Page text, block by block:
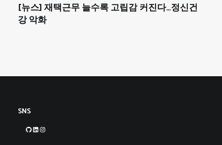
[뉴스] 재택근무 늘수록 고립감 커진다…정신건
강 악화
SNS
GitHubLinkedIn